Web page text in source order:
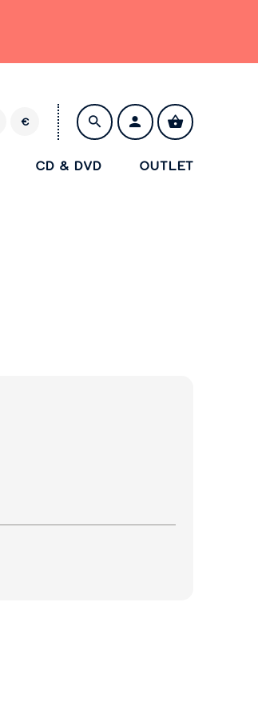
€
CD & DVD OUTLET